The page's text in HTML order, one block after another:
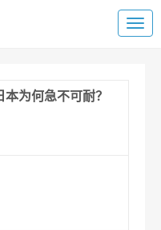
为何急不可耐？